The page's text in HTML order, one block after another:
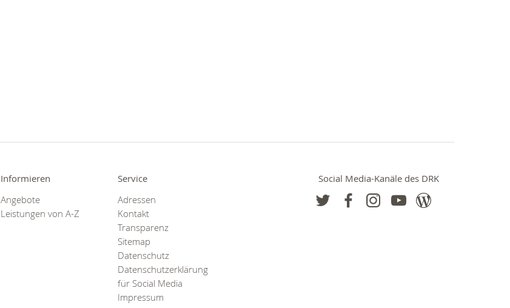
Informieren
Angebote
Leistungen von A-Z
Service
Adressen
Kontakt
Transparenz
Sitemap
Datenschutz
Datenschutzerklärung
für Social Media
Impressum
Social Media-Kanäle des DRK